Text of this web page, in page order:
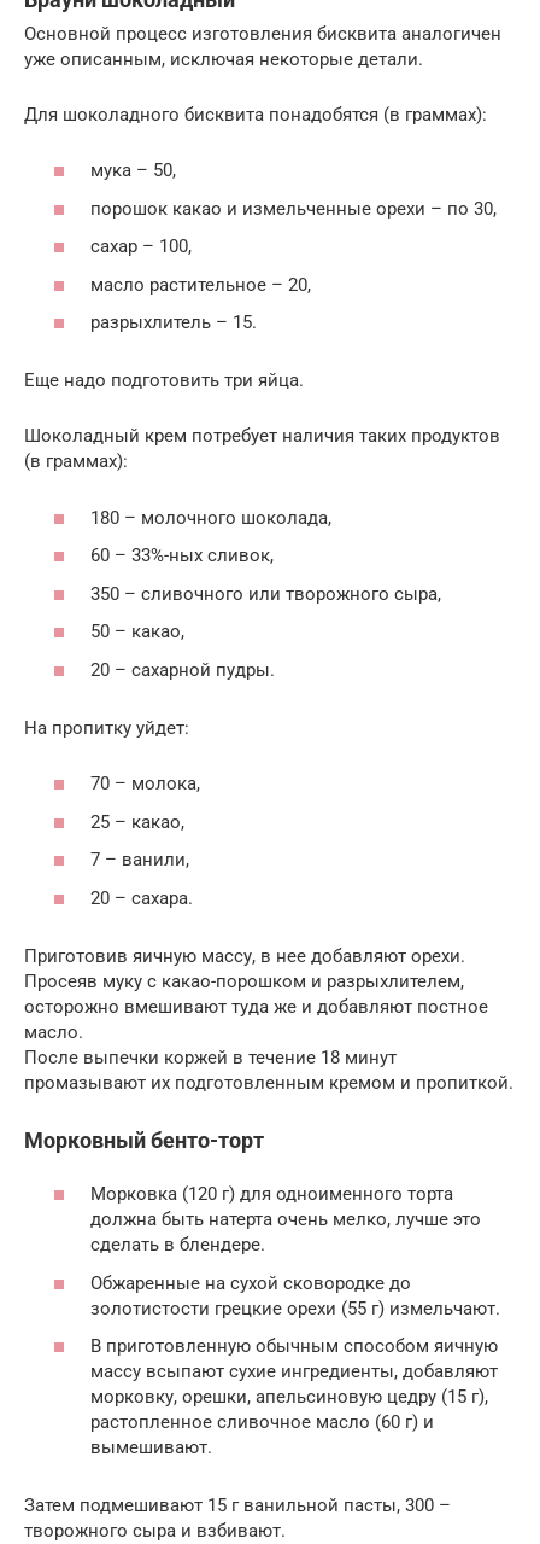
Основной процесс изготовления бисквита аналогичен
уже описанным, исключая некоторые детали.
Для шоколадного бисквита понадобятся (в граммах):
мука – 50,
порошок какао и измельченные орехи – по 30,
сахар – 100,
масло растительное – 20,
разрыхлитель – 15.
Еще надо подготовить три яйца.
Шоколадный крем потребует наличия таких продуктов
(в граммах):
180 – молочного шоколада,
60 – 33%-ных сливок,
350 – сливочного или творожного сыра,
50 – какао,
20 – сахарной пудры.
На пропитку уйдет:
70 – молока,
25 – какао,
7 – ванили,
20 – сахара.
Приготовив яичную массу, в нее добавляют орехи.
Просеяв муку с какао-порошком и разрыхлителем,
осторожно вмешивают туда же и добавляют постное
масло.
После выпечки коржей в течение 18 минут
промазывают их подготовленным кремом и пропиткой.
Морковный бенто-торт
Морковка (120 г) для одноименного торта
должна быть натерта очень мелко, лучше это
сделать в блендере.
Обжаренные на сухой сковородке до
золотистости грецкие орехи (55 г) измельчают.
В приготовленную обычным способом яичную
массу всыпают сухие ингредиенты, добавляют
морковку, орешки, апельсиновую цедру (15 г),
растопленное сливочное масло (60 г) и
вымешивают.
Затем подмешивают 15 г ванильной пасты, 300 –
творожного сыра и взбивают.